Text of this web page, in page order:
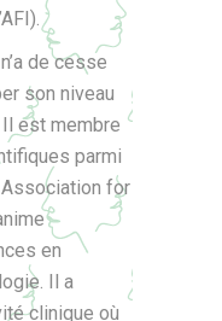
de cesse
son niveau
est membre
parmi
Association for
en
Il a
clinique où